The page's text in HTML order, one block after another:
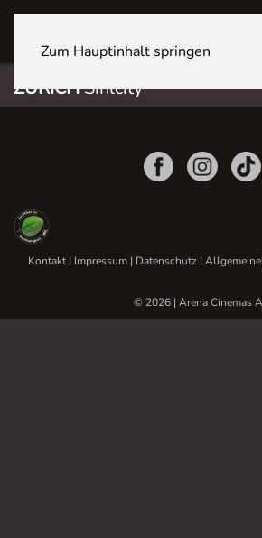
Zum Hauptinhalt springen
ZÜRICHSihlcity
Kontakt| Impressum | Datenschutz |
© 2026 | Arena Cinemas